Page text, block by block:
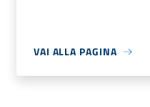
VAI ALLA PAGINA